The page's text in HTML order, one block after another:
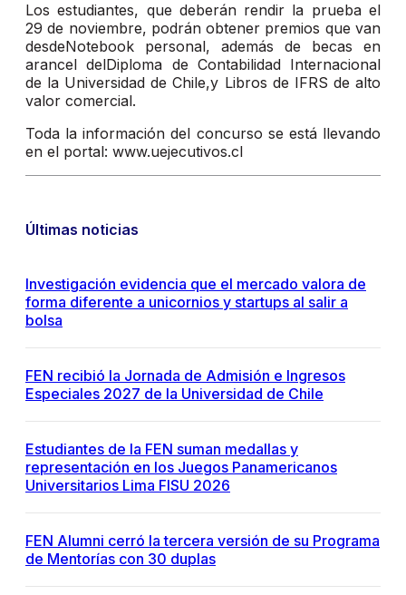
Los estudiantes, que deberán rendir la prueba el
29 de noviembre, podrán obtener premios que van
desdeNotebook personal, además de becas en
arancel delDiploma de Contabilidad Internacional
de la Universidad de Chile,y Libros de IFRS de alto
valor comercial.
Toda la información del concurso se está llevando
en el portal: www.uejecutivos.cl
Últimas noticias
Investigación evidencia que el mercado valora de
forma diferente a unicornios y startups al salir a
bolsa
FEN recibió la Jornada de Admisión e Ingresos
Especiales 2027 de la Universidad de Chile
Estudiantes de la FEN suman medallas y
representación en los Juegos Panamericanos
Universitarios Lima FISU 2026
FEN Alumni cerró la tercera versión de su Programa
de Mentorías con 30 duplas